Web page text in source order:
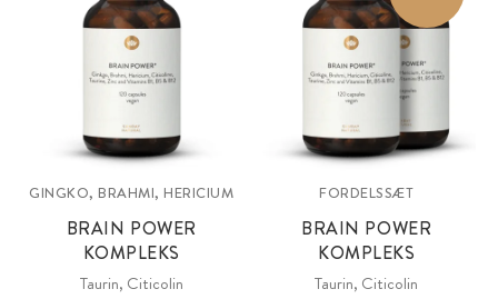
GINGKO, BRAHMI, HERICIUM
BRAIN POWER
KOMPLEKS
Taurin, Citicolin
FORDELSSÆT
BRAIN POWER
KOMPLEKS
Taurin, Citicolin